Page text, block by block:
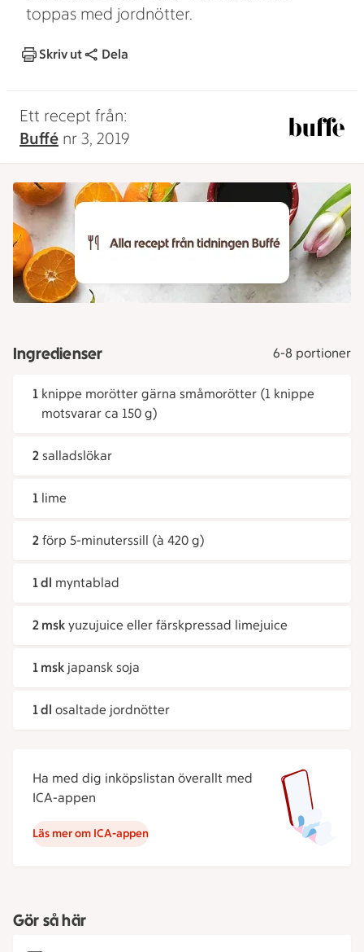
toppas med jordnötter.
Skriv ut Dela
Ett recept från:
Buffé nr 3, 2019
Ingredienser 6-8 portioner
1 knippe morötter gärna småmorötter (1 knippe
motsvarar ca 150 g)
2 salladslökar
1 lime
2 förp 5-minuterssill (à 420 g)
1 dl myntablad
2 msk yuzujuice eller färskpressad limejuice
1 msk japansk soja
1 dl osaltade jordnötter
Ha med dig inköpslistan överallt med
ICA-appen
Läs mer om ICA-appen
Gör så här